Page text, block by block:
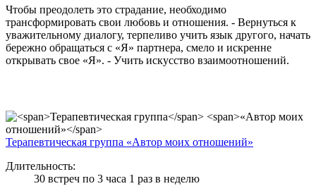
Чтобы преодолеть это страдание, необходимо
трансформировать свои любовь и отношения. - Вернуться к
уважительному диалогу, терпеливо учить язык другого, начать
бережно обращаться с «Я» партнера, смело и искренне
открывать свое «Я». - Учить искусство взаимоотношений.
Терапевтическая группа «Автор моих отношений»
Длительность:
30 встреч по 3 часа 1 раз в неделю